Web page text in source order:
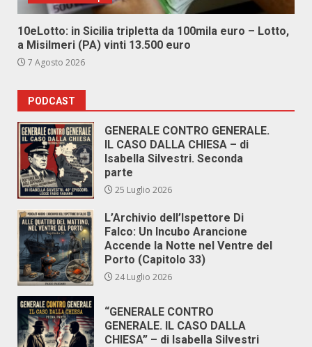
10eLotto: in Sicilia tripletta da 100mila euro – Lotto,
a Misilmeri (PA) vinti 13.500 euro
7 Agosto 2026
PODCAST
GENERALE CONTRO GENERALE.
IL CASO DALLA CHIESA – di
Isabella Silvestri. Seconda
parte
25 Luglio 2026
L’Archivio dell’Ispettore Di
Falco: Un Incubo Arancione
Accende la Notte nel Ventre del
Porto (Capitolo 33)
24 Luglio 2026
“GENERALE CONTRO
GENERALE. IL CASO DALLA
CHIESA” – di Isabella Silvestri